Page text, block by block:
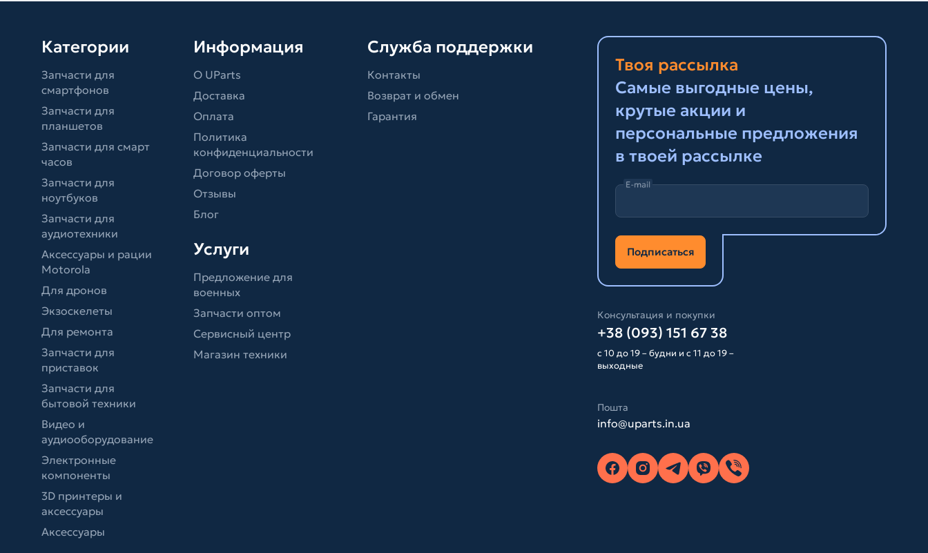
Категории
Запчасти для
смартфонов
Запчасти для
планшетов
Запчасти для смарт
часов
Запчасти для
ноутбуков
Запчасти для
аудиотехники
Аксессуары и рации
Motorola
Для дронов
Экзоскелеты
Для ремонта
Запчасти для
приставок
Запчасти для
бытовой техники
Видео и
аудиооборудование
Электронные
компоненты
3D принтеры и
аксессуары
Аксессуары
Информация
О UParts
Доставка
Оплата
Политика
конфиденциальности
Договор оферты
Отзывы
Блог
Услуги
Предложение для
военных
Запчасти оптом
Сервисный центр
Магазин техники
Служба поддержки
Контакты
Возврат и обмен
Гарантия
Твоя рассылка
Самые выгодные цены,
крутые акции и
персональные предложения
в твоей рассылке
E-mail
Подписаться
Консультация и покупки
+38 (093) 151 67 38
с 10 до 19 – будни и с 11 до 19 –
выходные
Пошта
info@uparts.in.ua